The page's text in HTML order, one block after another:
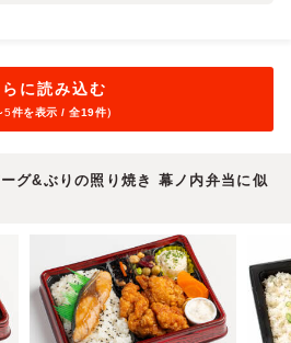
に読み込む
5件を表示 / 全19件）
グ&ぶりの照り焼き 幕ノ内弁当に似